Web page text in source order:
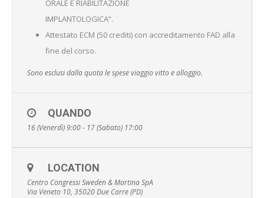
ORALE E RIABILITAZIONE
IMPLANTOLOGICA”.
Attestato ECM (50 crediti) con accreditamento FAD alla
fine del corso.
Sono esclusi dalla quota le spese viaggio vitto e alloggio.
QUANDO
16 (Venerdì) 9:00 - 17 (Sabato) 17:00
LOCATION
Centro Congressi Sweden & Martina SpA
Via Veneto 10, 35020 Due Carre (PD)